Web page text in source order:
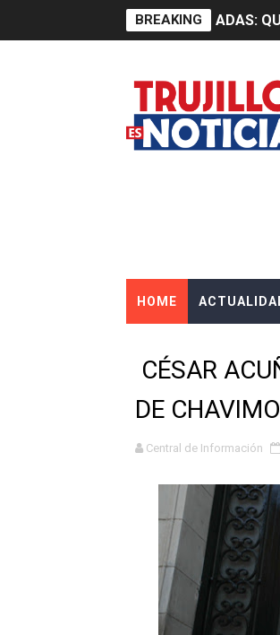
BREAKING ADAS:
IPE:
La
Caja
Tres de
14
¿Viajas
JAMES
MÁS DE
HOME
CÉSAR
DE
Central de Información